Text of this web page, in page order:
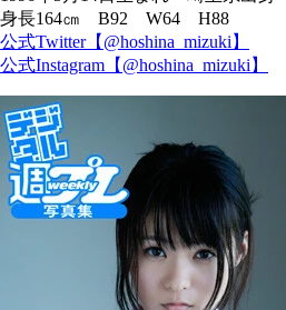
身長164㎝ B92 W64 H88
公式Twitter【@hoshina_mizuki】
公式Instagram【@hoshina_mizuki】